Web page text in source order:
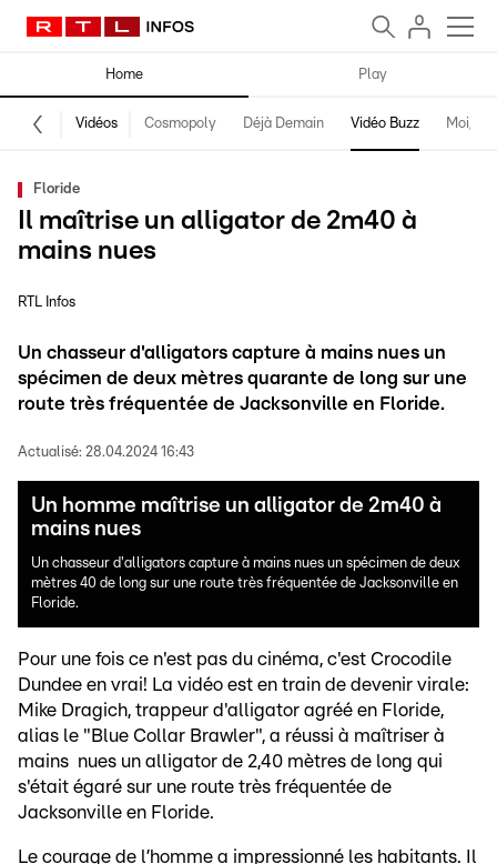
Home Play
Vidéos Cosmopoly Déjà Demain Vidéo Buzz Moi,
Floride
Il maîtrise un alligator de 2m40 à
mains nues
RTL Infos
Un chasseur d'alligators capture à mains nues un
spécimen de deux mètres quarante de long sur une
route très fréquentée de Jacksonville en Floride.
Actualisé: 28.04.2024 16:43
Un homme maîtrise un alligator de 2m40 à
mains nues
Un chasseur d'alligators capture à mains nues un spécimen de deux
mètres 40 de long sur une route très fréquentée de Jacksonville en
Floride.
Pour une fois ce n'est pas du cinéma, c'est Crocodile
Dundee en vrai! La vidéo est en train de devenir virale:
Mike Dragich, trappeur d'alligator agréé en Floride,
alias le "Blue Collar Brawler", a réussi à maîtriser à
mains nues un alligator de 2,40 mètres de long qui
s'était égaré sur une route très fréquentée de
Jacksonville en Floride.
Le courage de l’homme a impressionné les habitants. Il